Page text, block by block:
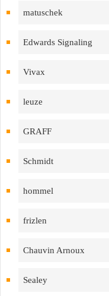
matuschek
Edwards Signaling
Vivax
leuze
GRAFF
Schmidt
hommel
frizlen
Chauvin Arnoux
Sealey